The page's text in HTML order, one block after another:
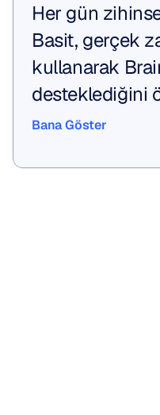
Her gün
Basit, gerçek
kullanarak
desteklediğini
Bana Göster